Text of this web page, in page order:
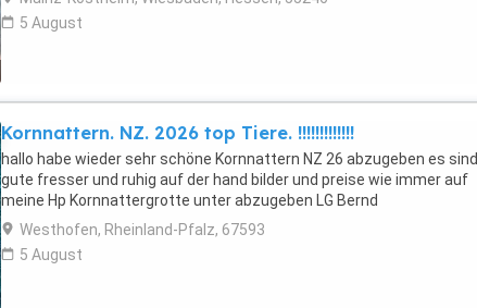
5 August
Kornnattern. NZ. 2026 top Tiere. !!!!!!!!!!!!!
hallo habe wieder sehr schöne Kornnattern NZ 26 abzugeben es sind
gute fresser und ruhig auf der hand bilder und preise wie immer auf
meine Hp Kornnattergrotte unter abzugeben LG Bernd
Westhofen, Rheinland-Pfalz, 67593
5 August